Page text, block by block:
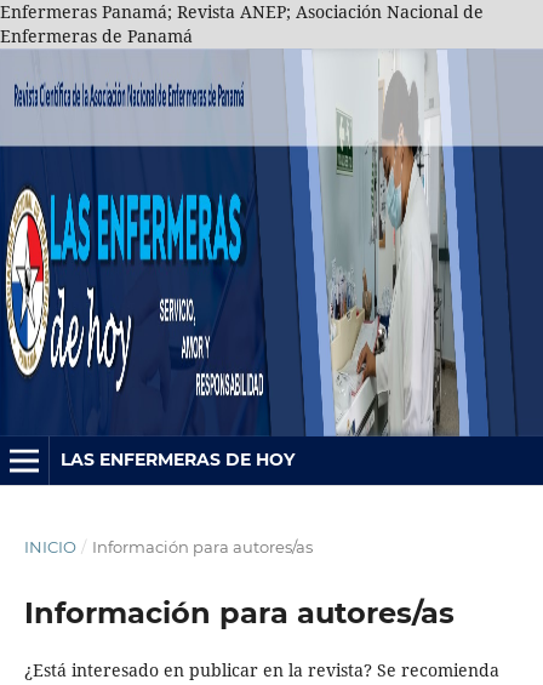
Enfermeras Panamá; Revista ANEP; Asociación Nacional de
Enfermeras de Panamá
LAS ENFERMERAS DE HOY
INICIO / Información para autores/as
Información para autores/as
¿Está interesado en publicar en la revista? Se recomienda